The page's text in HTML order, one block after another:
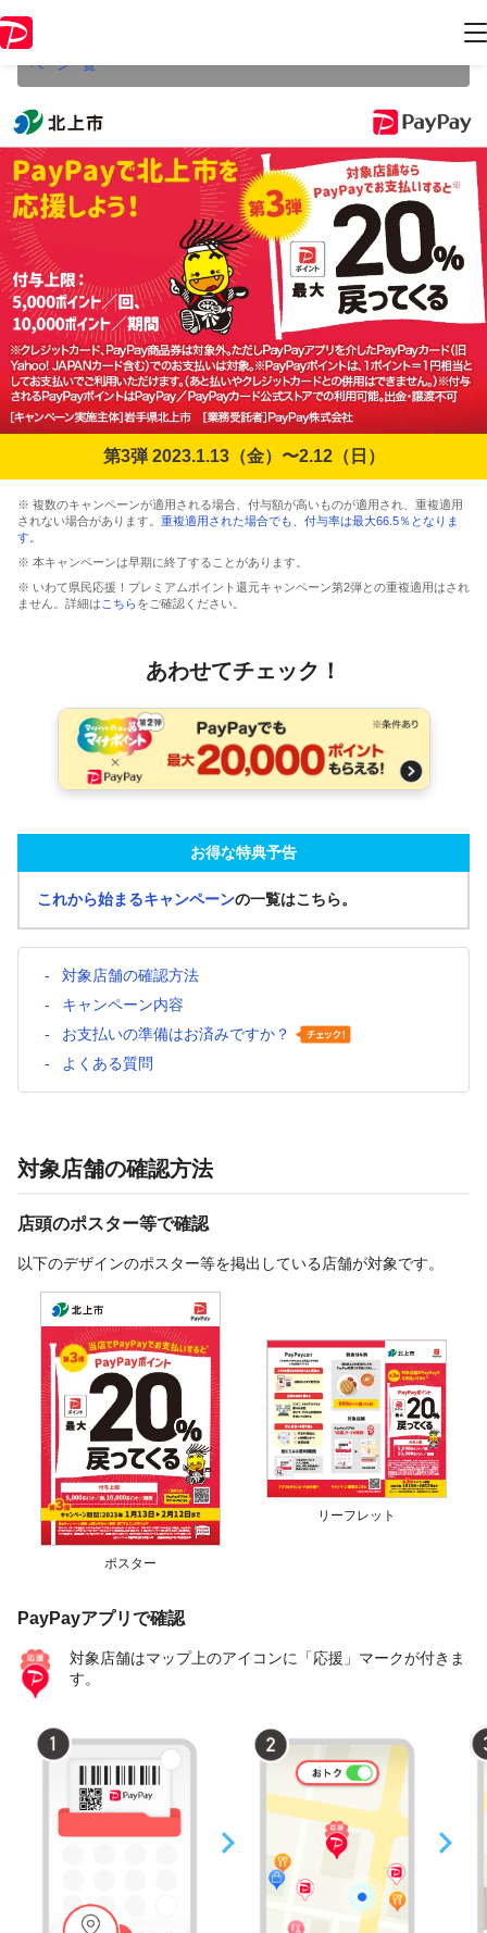
ジ内の情報はキャンペーン終了時点のものになります。
ペーン一覧
第3弾 2023.1.13（金）〜2.12（日）
※ 複数のキャンペーンが適用される場合、付与額が高いものが適用され、重複適用
されない場合があります。 重複適用された場合でも、付与率は最大66.5％となりま
す。
※ 本キャンペーンは早期に終了することがあります。
※ いわて県民応援！プレミアムポイント還元キャンペーン第2弾との重複適用はされ
ません。詳細は こちらをご確認ください。
あわせてチェック！
お得な特典予告
これから始まるキャンペーンの一覧はこちら。
対象店舗の確認方法
キャンペーン内容
お支払いの準備はお済みですか？
よくある質問
対象店舗の確認方法
店頭のポスター等で確認
以下のデザインのポスター等を掲出している店舗が対象です。
ポスター
リーフレット
PayPayアプリで確認
対象店舗はマップ上のアイコンに「応援」マークが付きま
す。